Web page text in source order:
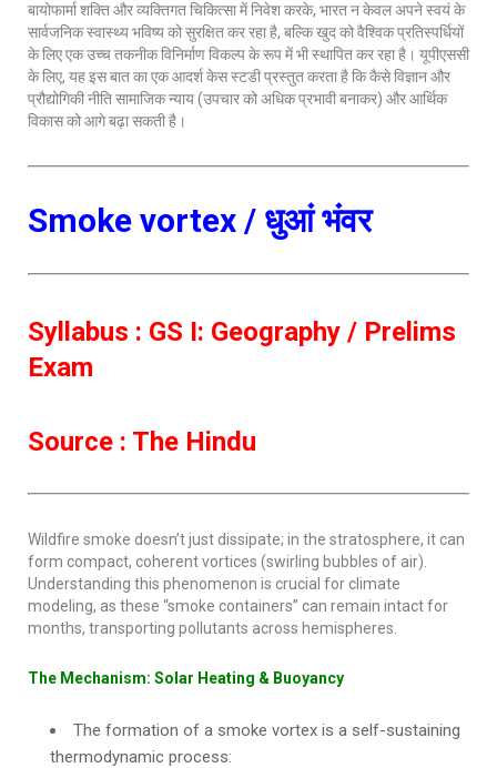
बायोफार्मा शक्ति और व्यक्तिगत चिकित्सा में निवेश करके, भारत न केवल अपने स्वयं के
सार्वजनिक स्वास्थ्य भविष्य को सुरक्षित कर रहा है, बल्कि खुद को वैश्विक प्रतिस्पर्धियों
के लिए एक उच्च तकनीक विनिर्माण विकल्प के रूप में भी स्थापित कर रहा है। यूपीएससी
के लिए, यह इस बात का एक आदर्श केस स्टडी प्रस्तुत करता है कि कैसे विज्ञान और
प्रौद्योगिकी नीति सामाजिक न्याय (उपचार को अधिक प्रभावी बनाकर) और आर्थिक
विकास को आगे बढ़ा सकती है।
Smoke vortex / धुआं भंवर
Syllabus : GS I: Geography / Prelims
Exam
Source : The Hindu
Wildfire smoke doesn’t just dissipate; in the stratosphere, it can
form compact, coherent vortices (swirling bubbles of air).
Understanding this phenomenon is crucial for climate
modeling, as these “smoke containers” can remain intact for
months, transporting pollutants across hemispheres.
The Mechanism: Solar Heating & Buoyancy
The formation of a smoke vortex is a self-sustaining
thermodynamic process: